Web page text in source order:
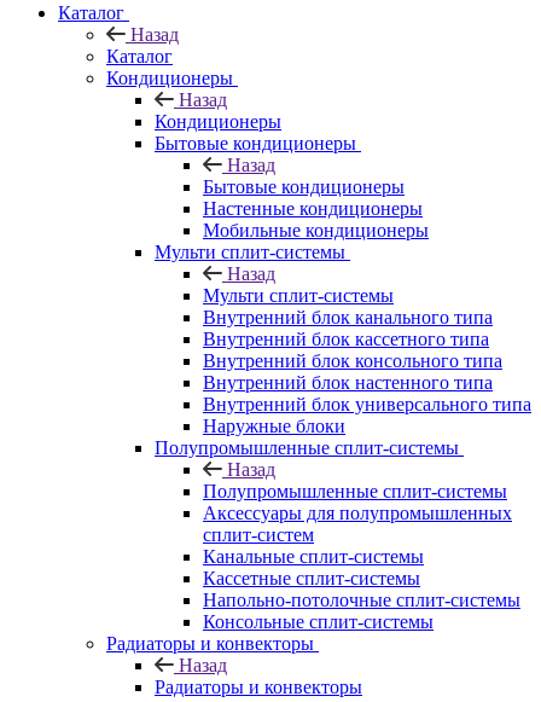
Каталог
Назад
Каталог
Кондиционеры
Назад
Кондиционеры
Бытовые кондиционеры
Назад
Бытовые кондиционеры
Настенные кондиционеры
Мобильные кондиционеры
Мульти сплит-системы
Назад
Мульти сплит-системы
Внутренний блок канального типа
Внутренний блок кассетного типа
Внутренний блок консольного типа
Внутренний блок настенного типа
Внутренний блок универсального типа
Наружные блоки
Полупромышленные сплит-системы
Назад
Полупромышленные сплит-системы
Аксессуары для полупромышленных
сплит-систем
Канальные сплит-системы
Кассетные сплит-системы
Напольно-потолочные сплит-системы
Консольные сплит-системы
Радиаторы и конвекторы
Назад
Радиаторы и конвекторы